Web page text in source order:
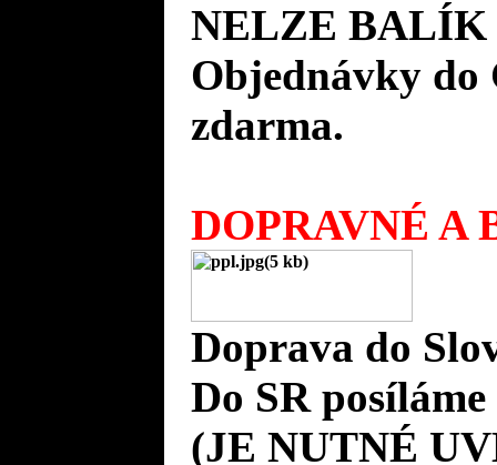
NELZE BALÍK
Objednávky do
zdarma.
DOPRAVNÉ A
Doprava do
Do SR
(JE NUTNÉ